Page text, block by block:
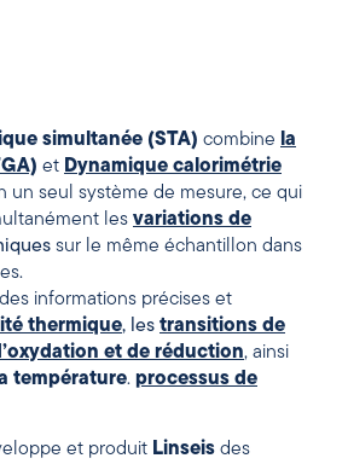
simultanée (STA) combine la
et Dynamique calorimétrie
un seul système de mesure, ce qui
les variations de
sur le même échantillon dans
informations précises et
thermique, les transitions de
et de réduction, ainsi
température. processus de
et produit Linseis des